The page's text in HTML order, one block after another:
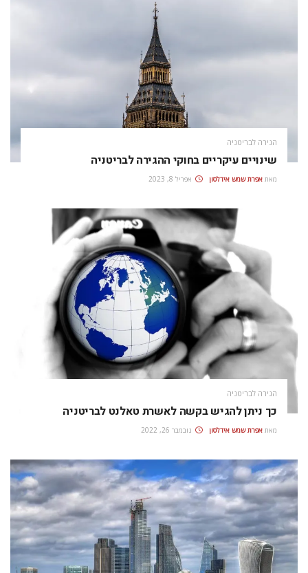
הגירה לבריטניה
שינויים עיקריים בחוקי ההגירה לבריטניה
מאת אפרת‭ ‬שמש‭ ‬אידלסון אפריל 8, 2023
הגירה לבריטניה
כך ניתן להגיש בקשה לאשרת טאלנט לבריטניה
מאת אפרת‭ ‬שמש‭ ‬אידלסון נובמבר 26, 2022